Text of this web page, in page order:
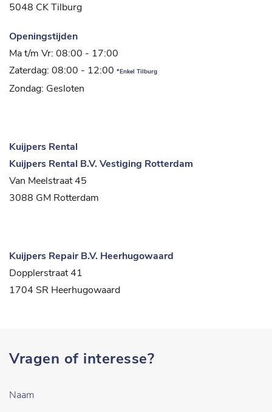
5048 CK Tilburg
Openingstijden
Ma t/m Vr: 08:00 - 17:00
Zaterdag: 08:00 - 12:00 *Enkel Tilburg
Zondag: Gesloten
Kuijpers Rental
Kuijpers Rental B.V. Vestiging Rotterdam
Van Meelstraat 45
3088 GM Rotterdam
Kuijpers Repair B.V. Heerhugowaard
Dopplerstraat 41
1704 SR Heerhugowaard
Vragen of interesse?